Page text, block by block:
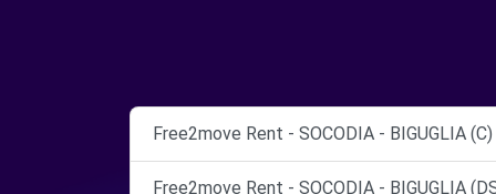
Free2move Rent - SOCODIA - BIGUGLIA (C)
Free2move Rent - SOCODIA - BIGUGLIA